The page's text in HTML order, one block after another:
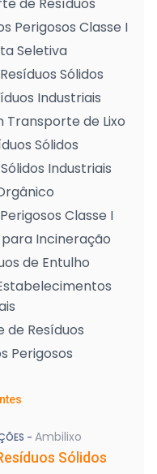
Perigosos Classe I
Seletiva
Sólidos
Industriais
Transporte de Lixo
Sólidos
Industriais
Classe I
Incineração
de Entulho
Resíduos
Perigosos
- Ambilixo
Sólidos